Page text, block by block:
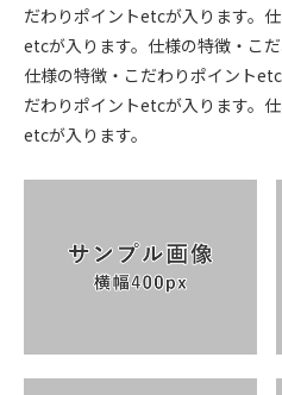
だわりポイントetcが入ります。
etcが入ります。仕様の特徴・こ
仕様の特徴・こだわりポイント
だわりポイントetcが入ります。
etcが入ります。